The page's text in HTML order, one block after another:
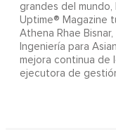
grandes del mundo,
Uptime® Magazine
Athena Rhae
Ingeniería para
mejora continua de
ejecutora de